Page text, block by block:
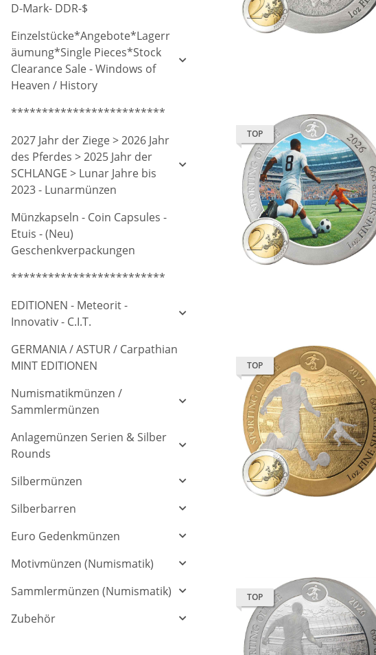
TOP
TOP
TOP
D-Mark- DDR-$
Einzelstücke*Angebote*Lagerr
äumung*Single Pieces*Stock
Clearance Sale - Windows of
Heaven / History
*************************
2027 Jahr der Ziege > 2026 Jahr
des Pferdes > 2025 Jahr der
SCHLANGE > Lunar Jahre bis
2023 - Lunarmünzen
Münzkapseln - Coin Capsules -
Etuis - (Neu)
Geschenkverpackungen
*************************
EDITIONEN - Meteorit -
Innovativ - C.I.T.
GERMANIA / ASTUR / Carpathian
MINT EDITIONEN
Numismatikmünzen /
Sammlermünzen
Anlagemünzen Serien & Silber
Rounds
Silbermünzen
Silberbarren
Euro Gedenkmünzen
Motivmünzen (Numismatik)
Sammlermünzen (Numismatik)
Zubehör